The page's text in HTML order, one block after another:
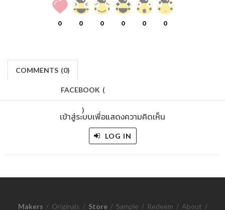
0 0 0 0 0 0
COMMENTS (0)
FACEBOOK (
)
เข้าสู่ระบบเพื่อแสดงความคิดเห็น
LOG IN
Makers / Originals / Store / Sample / Redeem / About /